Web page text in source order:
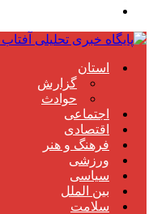
استان
گزارش
حوادث
اجتماعی
اقتصادی
فرهنگ و هنر
ورزشی
سیاسی
بین الملل
سلامت